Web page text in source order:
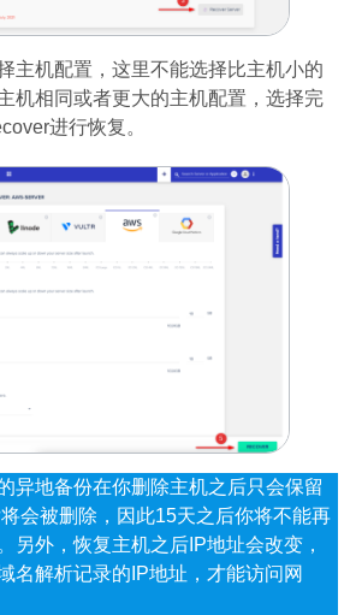
主机配置，这里不能选择比主机小的
机相同或者更大的主机配置，选择完
进行恢复。
异地备份在你删除主机之后只会保留
会被删除，因此15天之后你将不能再
另外，恢复主机之后IP地址会改变，
名解析记录的IP地址，才能访问网